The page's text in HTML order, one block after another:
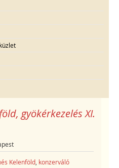
gyökérkezelés XI.
Kelenföld, konzerváló